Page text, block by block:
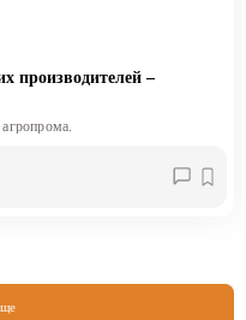
производителей –